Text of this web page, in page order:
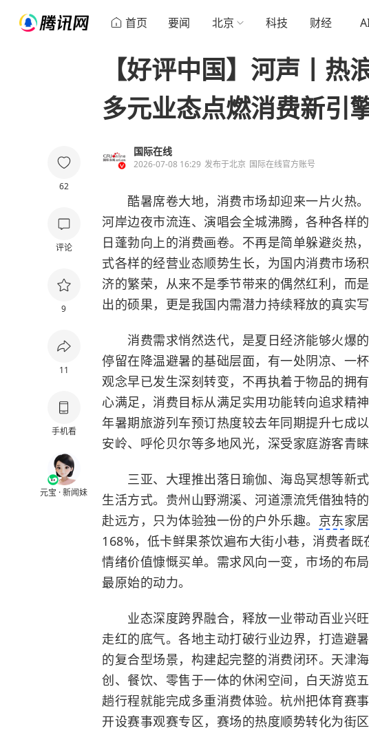
首页 要闻 北京 科技 财经
62
评论
9
11
手机看
元宝 · 新闻妹
【好评中国】河声丨热
多元业态点燃消费新引
国际在线
2026-07-08 16:29 发布于北京 国际在线官方账号
酷暑席卷大地，消费市场却迎来一片火热
河岸边夜市流连、演唱会全城沸腾，各种各样
日蓬勃向上的消费画卷。不再是简单躲避炎热
式各样的经营业态顺势生长，为国内消费市场
济的繁荣，从来不是季节带来的偶然红利，而
出的硕果，更是我国内需潜力持续释放的真实
消费需求悄然迭代，是夏日经济能够火爆
停留在降温避暑的基础层面，有一处阴凉、一
观念早已发生深刻转变，不再执着于物品的拥
心满足，消费目标从满足实用功能转向追求精神
年暑期旅游列车预订热度较去年同期提升七成
安岭、呼伦贝尔等多地风光，深受家庭游客青睐
三亚、大理推出落日瑜伽、海岛冥想等新式
生活方式。贵州山野溯溪、河道漂流凭借独特
赴远方，只为体验独一份的户外乐趣。 京东家
168%，低卡鲜果茶饮遍布大街小巷，消费者
情绪价值慷慨买单。需求风向一变，市场的布
最原始的动力。
业态深度跨界融合，释放一业带动百业兴旺
走红的底气。各地主动打破行业边界，打造避
的复合型场景，构建起完整的消费闭环。天津
创、餐饮、零售于一体的休闲空间，白天游览
趟行程就能完成多重消费体验。杭州把体育赛
开设赛事观赛专区，赛场的热度顺势转化为街